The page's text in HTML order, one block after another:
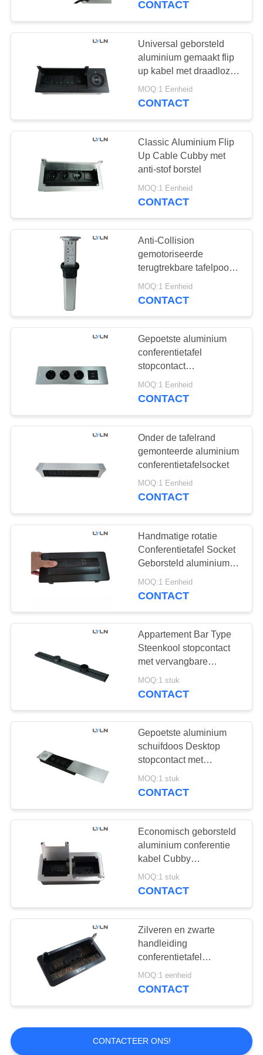
Gemotoriseerde TV-
Tik
2
De Controle APP
van de monitorlift
Intrekbaar Digitaal
Naambord
1
Gooseneck
AV muurplaat
4
Minidesktoppc
Hoogte Regelbaar
Bureau
1
CONTACT
Universal geborsteld
aluminium gemaakt flip
up kabel met draadloze
oplader
MOQ:1 Eenheid
CONTACT
Classic Aluminium Flip
Up Cable Cubby met
anti-stof borstel
MOQ:1 Eenheid
CONTACT
Anti-Collision
gemotoriseerde
terugtrekbare tafelpoort
met draadloos oplader
MOQ:1 Eenheid
CONTACT
Gepoetste aluminium
conferentietafel
stopcontact
stroompaneel Zilveren
kleur
MOQ:1 Eenheid
CONTACT
Onder de tafelrand
gemonteerde aluminium
conferentietafelsocket
MOQ:1 Eenheid
CONTACT
Handmatige rotatie
Conferentietafel Socket
Geborsteld aluminium
materiaal
MOQ:1 Eenheid
CONTACT
Appartement Bar Type
Steenkool stopcontact
met vervangbare
oplaadmodule SASO
MOQ:1 stuk
CONTACT
Gepoetste aluminium
schuifdoos Desktop
stopcontact met
draadloze
oplaadmodule
MOQ:1 stuk
CONTACT
Economisch geborsteld
aluminium conferentie
kabel Cubby
handleiding Flip Up
MOQ:1 stuk
CONTACT
Zilveren en zwarte
handleiding
conferentietafel
stopcontact, pop up
cubby CE-certificaat
MOQ:1 eenheid
CONTACT
CONTACTEER ONS!